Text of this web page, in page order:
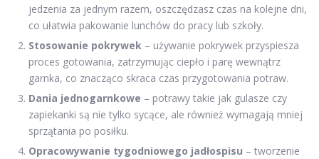
jedzenia za jednym razem, oszczędzasz czas na kolejne dni,
co ułatwia pakowanie lunchów do pracy lub szkoły.
Stosowanie pokrywek – używanie pokrywek przyspiesza
proces gotowania, zatrzymując ciepło i parę wewnątrz
garnka, co znacząco skraca czas przygotowania potraw.
Dania jednogarnkowe – potrawy takie jak gulasze czy
zapiekanki są nie tylko sycące, ale również wymagają mniej
sprzątania po posiłku.
Opracowywanie tygodniowego jadłospisu – tworzenie